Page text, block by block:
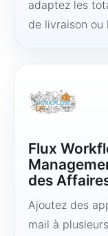
adaptez les
de livraison ou
Flux
des
Ajoutez des
mail à